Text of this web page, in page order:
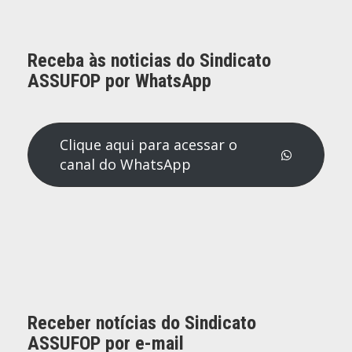
Receba às noticias do Sindicato
ASSUFOP por WhatsApp
Clique aqui para acessar o
canal do WhatsApp
Receber notícias do Sindicato
ASSUFOP por e-mail